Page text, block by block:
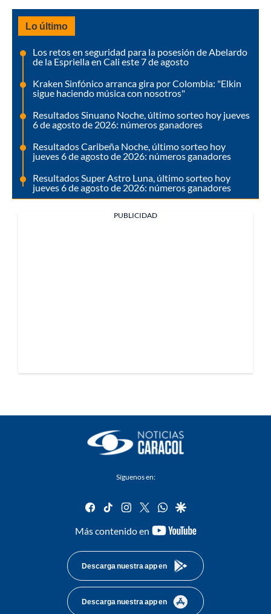
Lo último
Los retos en seguridad para la posesión de Abelardo
de la Espriella en Cali este 7 de agosto
Kraken Sinfónico arranca gira por Colombia: "Elkin
sigue haciendo música con nosotros"
Resultados Sinuano Noche, último sorteo hoy jueves
6 de agosto de 2026: números ganadores
Resultados Caribeña Noche, último sorteo hoy
jueves 6 de agosto de 2026: números ganadores
Resultados Super Astro Luna, último sorteo hoy
jueves 6 de agosto de 2026: números ganadores
PUBLICIDAD
Síguenos en:
facebook
tiktok instagram
twitterwhatsapp
google
Más contenido en
youtube-
Descarga nuestra app en
Descarga nuestra app en